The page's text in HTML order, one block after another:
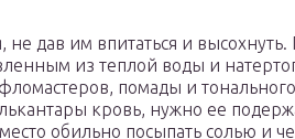
дав им впитаться и высохнуть.
из теплой воды и
помады и
кровь, нужно ее
обильно посыпать солью и